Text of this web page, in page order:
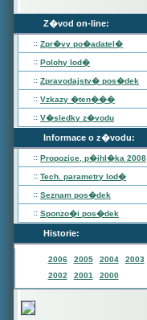
Z�vod on-line:
:: Zpr�vy po�adatel�
:: Polohy lod�
:: Zpravodajstv� pos�dek
:: Vzkazy �ten���
:: V�sledky z�vodu
Informace o z�vodu:
:: Propozice, p�ihl�ka 2008
:: Tech. parametry lod�
:: Seznam pos�dek
:: Sponzo�i pos�dek
Historie:
2006 2005 2004
2003
2002
2001 2000